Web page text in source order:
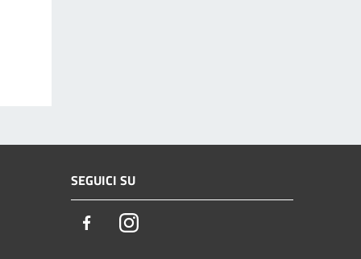
SEGUICI SU
FacebookInstagram